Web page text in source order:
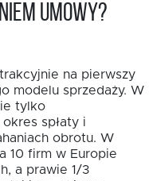
umowy?
na pierwszy
modelu sprzedaży. W
tylko
spłaty i
obrotu. W
10 firm w Europie
a prawie 1/3